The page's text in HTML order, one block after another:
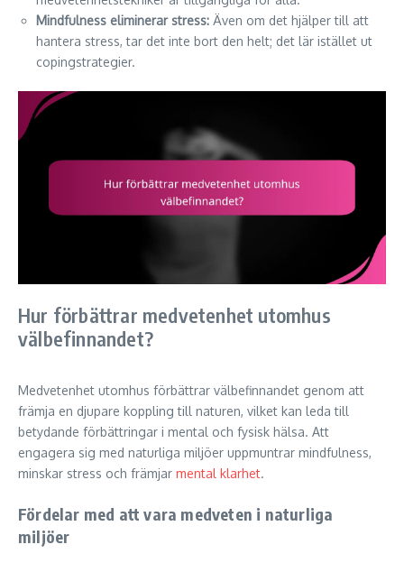
Mindfulness eliminerar stress: Även om det hjälper till att
hantera stress, tar det inte bort den helt; det lär istället ut
copingstrategier.
Hur förbättrar medvetenhet utomhus
välbefinnandet?
Medvetenhet utomhus förbättrar välbefinnandet genom att
främja en djupare koppling till naturen, vilket kan leda till
betydande förbättringar i mental och fysisk hälsa. Att
engagera sig med naturliga miljöer uppmuntrar mindfulness,
minskar stress och främjar mental klarhet.
Fördelar med att vara medveten i naturliga
miljöer